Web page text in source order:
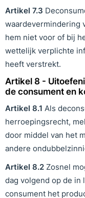
Artikel 7.3
waardevermindering
hem niet voor of bij
wettelijk verplichte
heeft verstrekt.
Artikel 8 -
de consument en
Artikel 8.1 Als
herroepingsrecht,
door middel van het
andere
Artikel 8.2 Zosnel
dag volgend op de in
consument het